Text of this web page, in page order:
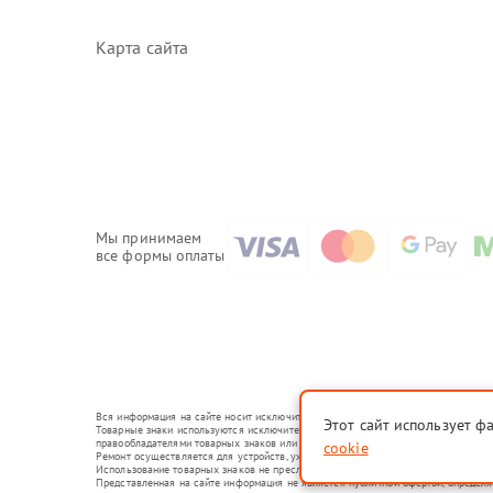
Карта сайта
Мы принимаем
все формы оплаты
Вся информация на сайте носит исключительно справочный характер.
Товарные знаки используются исключительно для описания устройств, в
правообладателями товарных знаков или их официальными представителями.
Ремонт осуществляется для устройств, уже введенных в гражданский оборот в
Использование товарных знаков не преследует цели индивидуализации услуг
Представленная на сайте информация не является публичной офертой,
Этот сайт использует
cookie